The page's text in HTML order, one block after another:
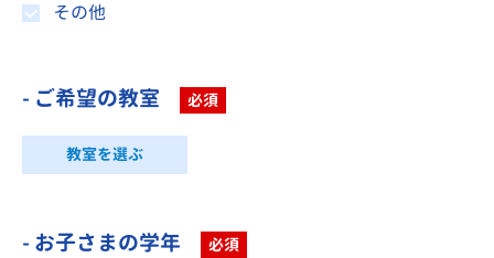
その他
- ご希望の教室 必須
教室を選ぶ
- お子さまの学年 必須